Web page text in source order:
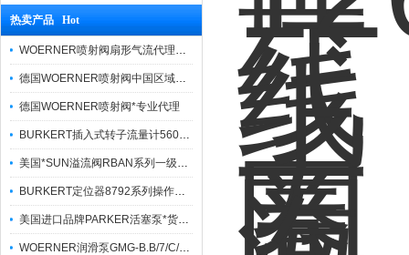
热卖产品 Hot
WOERNER喷射阀扇形气流代理品牌价格优势
德国WOERNER喷射阀中国区域优势报价
德国WOERNER喷射阀*专业代理
BURKERT插入式转子流量计560860货真价实
美国*SUN溢流阀RBAN系列一级代理
BURKERT定位器8792系列操作方法简便
美国进口品牌PARKER活塞泵*货期快捷
WOERNER润滑泵GMG-B.B/7/C/0/G/0/08报价快